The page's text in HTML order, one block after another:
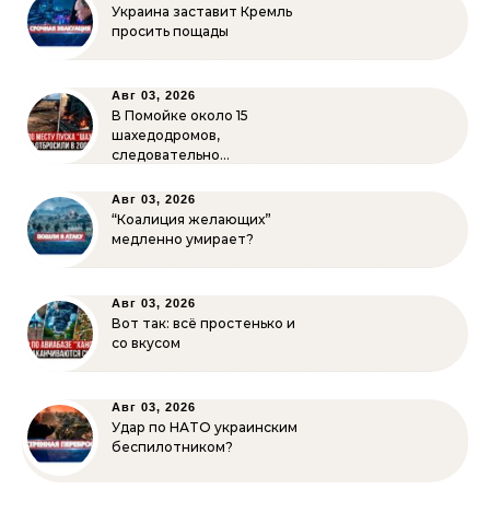
Украина заставит Кремль
просить пощады
Авг 03, 2026
В Помойке около 15
шахедодромов,
следовательно…
Авг 03, 2026
“Коалиция желающих”
медленно умирает?
Авг 03, 2026
Вот так: всё простенько и
со вкусом
Авг 03, 2026
Удар по НАТО украинским
беспилотником?